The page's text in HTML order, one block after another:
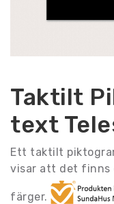
Taktilt
text
Ett taktilt
visar att det finns
färger.